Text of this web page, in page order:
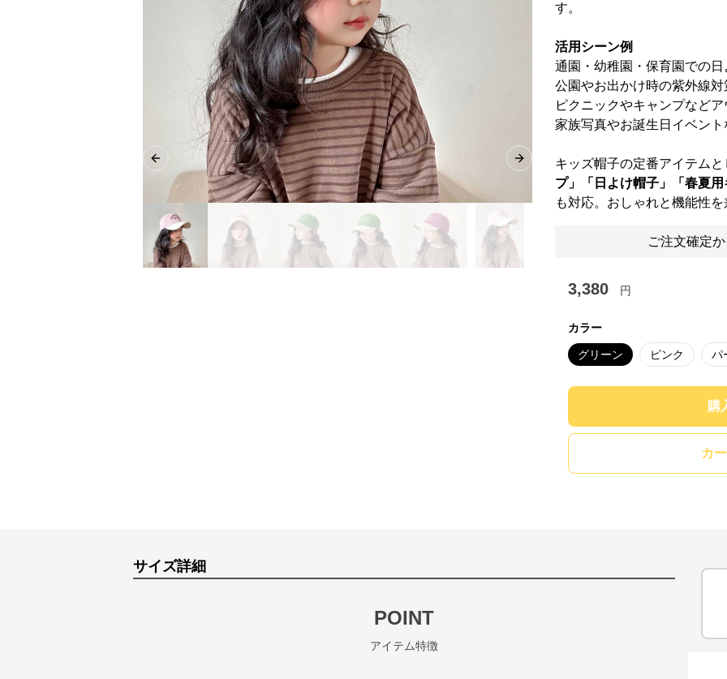
Previous slide Next slide
す。
活用シーン例
通園・幼稚園・保育園での日
公園やお出かけ時の紫外線対
ピクニックやキャンプなど
家族写真やお誕生日イベン
キッズ帽子の定番アイテムと
プ」「日よけ帽子」「春夏用
も対応。おしゃれと機能性
ご注文確定
3,380 円
カラー
グリーン ピンク パ
購
カ
サイズ詳細
POINT
アイテム特徴